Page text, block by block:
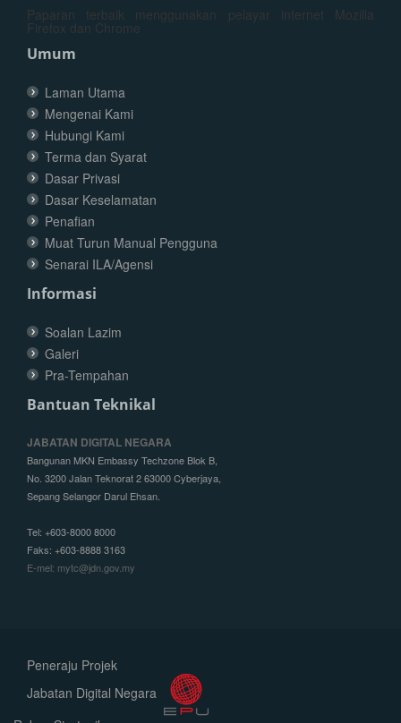
Paparan terbaik menggunakan pelayar internet Mozilla
Firefox dan Chrome
Umum
Laman Utama
Mengenai Kami
Hubungi Kami
Terma dan Syarat
Dasar Privasi
Dasar Keselamatan
Penafian
Muat Turun Manual Pengguna
Senarai ILA/Agensi
Informasi
Soalan Lazim
Galeri
Pra-Tempahan
Bantuan Teknikal
JABATAN DIGITAL NEGARA
Bangunan MKN Embassy Techzone Blok B,
No. 3200 Jalan Teknorat 2 63000 Cyberjaya,
Sepang Selangor Darul Ehsan.
Tel: +603-8000 8000
Faks: +603-8888 3163
E-mel: mytc@jdn.gov.my
Peneraju Projek
Jabatan Digital Negara